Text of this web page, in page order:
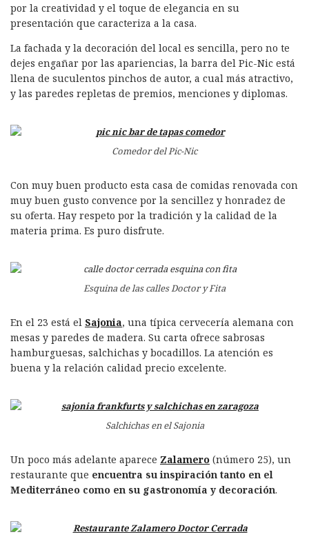
por la creatividad y el toque de elegancia en su
presentación que caracteriza a la casa.
La fachada y la decoración del local es sencilla, pero no te
dejes engañar por las apariencias, la barra del Pic-Nic está
llena de suculentos pinchos de autor, a cual más atractivo,
y las paredes repletas de premios, menciones y diplomas.
Comedor del Pic-Nic
Con muy buen producto esta casa de comidas renovada con
muy buen gusto convence por la sencillez y honradez de
su oferta. Hay respeto por la tradición y la calidad de la
materia prima. Es puro disfrute.
Esquina de las calles Doctor y Fita
En el 23 está el Sajonia, una típica cervecería alemana con
mesas y paredes de madera. Su carta ofrece sabrosas
hamburguesas, salchichas y bocadillos. La atención es
buena y la relación calidad precio excelente.
Salchichas en el Sajonia
Un poco más adelante aparece Zalamero (número 25), un
restaurante que encuentra su inspiración tanto en el
Mediterráneo como en su gastronomía y decoración.